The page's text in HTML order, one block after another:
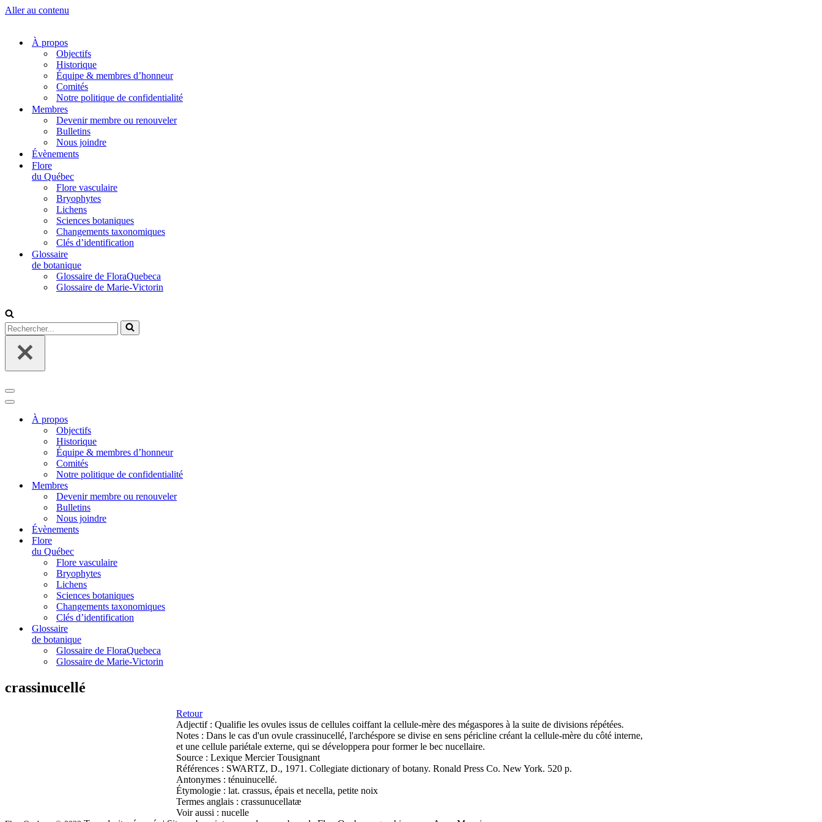
Aller au contenu
À propos
Objectifs
Historique
Équipe & membres d’honneur
Comités
Notre politique de confidentialité
Membres
Devenir membre ou renouveler
Bulletins
Nous joindre
Évènements
Flore
du Québec
Flore vasculaire
Bryophytes
Lichens
Sciences botaniques
Changements taxonomiques
Clés d’identification
Glossaire
de botanique
Glossaire de FloraQuebeca
Glossaire de Marie-Victorin
Rechercher...
Menu
de
navigation
Menu
navigationÀ propos
Objectifs
Historique
Équipe & membres d’honneur
Comités
Notre politique de confidentialité
Membres
Devenir membre ou renouveler
Bulletins
Nous joindre
Évènements
Flore
du Québec
Flore vasculaire
Bryophytes
Lichens
Sciences botaniques
Changements taxonomiques
Clés d’identification
Glossaire
de botanique
Glossaire de FloraQuebeca
Glossaire de Marie-Victorin
crassinucellé
Retour
Adjectif : Qualifie les ovules issus de cellules coiffant la cellule-mère des mégaspores à la suite de divisions répétées.
Notes : Dans le cas d'un ovule crassinucellé, l'archéspore se divise en sens péricline créant la cellule-mère du côté interne,
et une cellule pariétale externe, qui se développera pour former le bec nucellaire.
Source : Lexique Mercier Tousignant
Références : SWARTZ, D., 1971. Collegiate dictionary of botany. Ronald Press Co. New York. 520 p.
Antonymes : ténuinucellé.
Étymologie : lat. crassus, épais et necella, petite noix
Termes anglais : crassunucellatæ
Voir aussi : nucelle